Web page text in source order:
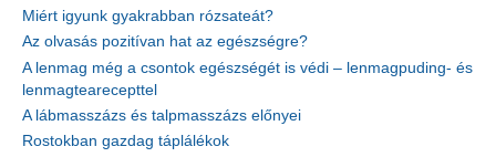
Miért igyunk gyakrabban rózsateát?
Az olvasás pozitívan hat az egészségre?
A lenmag még a csontok egészségét is védi – lenmagpuding- és
lenmagtearecepttel
A lábmasszázs és talpmasszázs előnyei
Rostokban gazdag táplálékok